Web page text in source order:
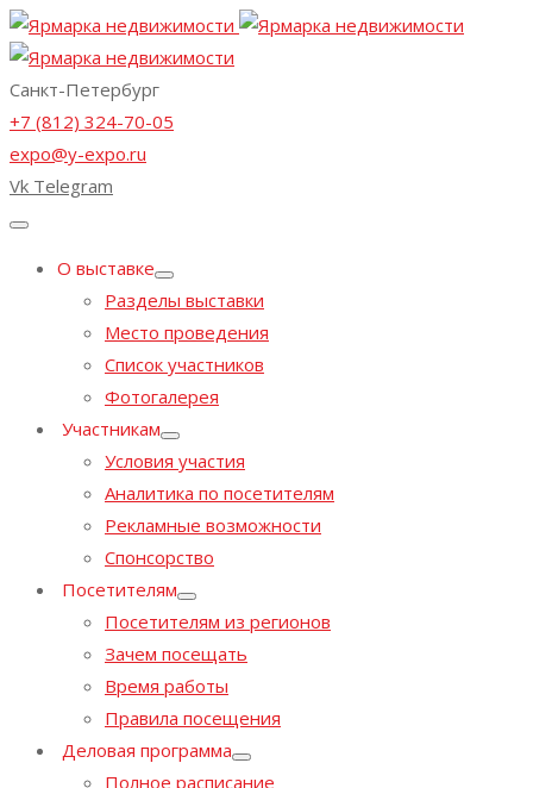
Санкт-Петербург
+7 (812) 324-70-05
expo@y-expo.ru
Vk Telegram
О выставке
Разделы выставки
Место проведения
Список участников
Фотогалерея
Участникам
Условия участия
Аналитика по посетителям
Рекламные возможности
Спонсорство
Посетителям
Посетителям из регионов
Зачем посещать
Время работы
Правила посещения
Деловая программа
Полное расписание